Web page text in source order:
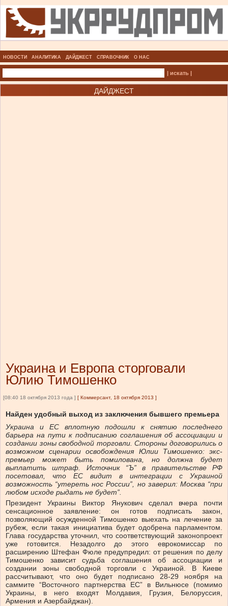
НОВОСТИ АНАЛИТИКА ДАЙДЖЕСТ СПРАВОЧНИК О НАС
| искать |
ДАЙДЖЕСТ
Украина и Европа сторговали
Юлию Тимошенко
[08:40 18 октября 2013 года ] [ Коммерсант, 18 октября 2013 ]
Найден удобный выход из заключения бывшего премьера
Украина и ЕС вплотную подошли к снятию последнего
барьера на пути к подписанию соглашения об ассоциации и
создании зоны свободной торговли. Стороны договорились о
возможном сценарии освобождения Юлии Тимошенко: экс-
премьер может быть помилована, но должна будет
выплатить штраф. Источник “Ъ” в правительстве РФ
посетовал, что ЕС видит в интеграции с Украиной
возможность “утереть нос России”, но заверил: Москва “при
любом исходе рыдать не будет”.
Президент Украины Виктор Янукович сделал вчера почти
сенсационное заявление: он готов подписать закон,
позволяющий осужденной Тимошенко выехать на лечение за
рубеж, если такая инициатива будет одобрена парламентом.
Глава государства уточнил, что соответствующий законопроект
уже готовится. Незадолго до этого еврокомиссар по
расширению Штефан Фюле предупредил: от решения по делу
Тимошенко зависит судьба соглашения об ассоциации и
создании зоны свободной торговли с Украиной. В Киеве
рассчитывают, что оно будет подписано 28-29 ноября на
саммите “Восточного партнерства ЕС” в Вильнюсе (помимо
Украины, в него входят Молдавия, Грузия, Белоруссия,
Армения и Азербайджан).